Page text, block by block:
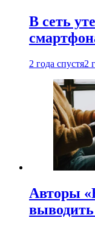
В сеть
2 года спустя2
Авторы